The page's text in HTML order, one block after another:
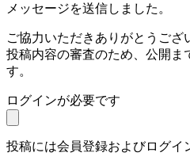
メッセージを送信しました。
ご協力いただきありがとうござ
投稿内容の審査のため、公開ま
す。
ログインが必要です
投稿には会員登録およびログイ